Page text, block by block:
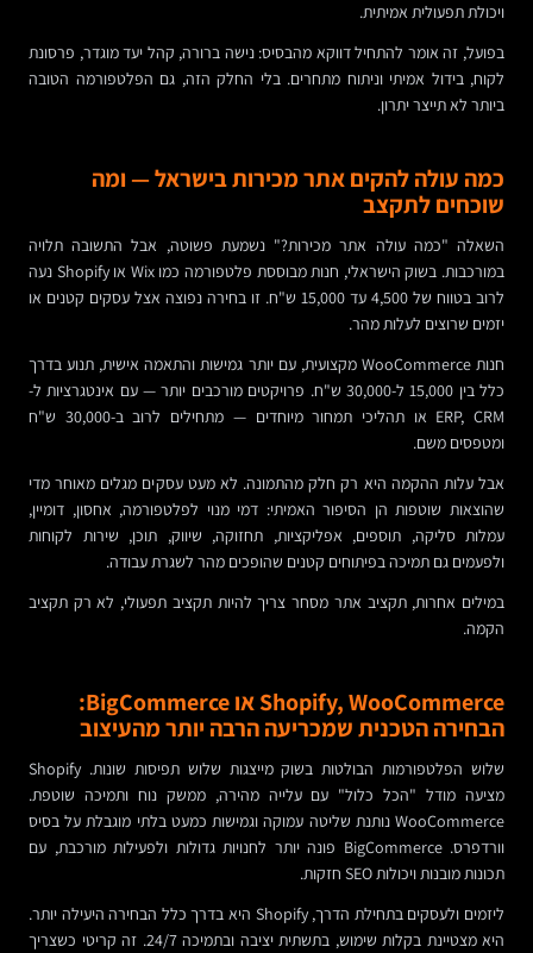
ויכולת תפעולית אמיתית.
בפועל, זה אומר להתחיל דווקא מהבסיס: נישה ברורה, קהל יעד מוגדר, פרסונת
לקוח, בידול אמיתי וניתוח מתחרים. בלי החלק הזה, גם הפלטפורמה הטובה
ביותר לא תייצר יתרון.
כמה עולה להקים אתר מכירות בישראל — ומה
שוכחים לתקצב
השאלה "כמה עולה אתר מכירות?" נשמעת פשוטה, אבל התשובה תלויה
במורכבות. בשוק הישראלי, חנות מבוססת פלטפורמה כמו Wix או Shopify נעה
לרוב בטווח של 4,500 עד 15,000 ש"ח. זו בחירה נפוצה אצל עסקים קטנים או
יזמים שרוצים לעלות מהר.
חנות WooCommerce מקצועית, עם יותר גמישות והתאמה אישית, תנוע בדרך
כלל בין 15,000 ל-30,000 ש"ח. פרויקטים מורכבים יותר — עם אינטגרציות ל-
ERP, CRM או תהליכי תמחור מיוחדים — מתחילים לרוב ב-30,000 ש"ח
ומטפסים משם.
אבל עלות ההקמה היא רק חלק מהתמונה. לא מעט עסקים מגלים מאוחר מדי
שהוצאות שוטפות הן הסיפור האמיתי: דמי מנוי לפלטפורמה, אחסון, דומיין,
עמלות סליקה, תוספים, אפליקציות, תחזוקה, שיווק, תוכן, שירות לקוחות
ולפעמים גם תמיכה בפיתוחים קטנים שהופכים מהר לשגרת עבודה.
במילים אחרות, תקציב אתר מסחר צריך להיות תקציב תפעולי, לא רק תקציב
הקמה.
Shopify, WooCommerce או BigCommerce:
הבחירה הטכנית שמכריעה הרבה יותר מהעיצוב
שלוש הפלטפורמות הבולטות בשוק מייצגות שלוש תפיסות שונות. Shopify
מציעה מודל "הכל כלול" עם עלייה מהירה, ממשק נוח ותמיכה שוטפת.
WooCommerce נותנת שליטה עמוקה וגמישות כמעט בלתי מוגבלת על בסיס
וורדפרס. BigCommerce פונה יותר לחנויות גדולות ולפעילות מורכבת, עם
תכונות מובנות ויכולות SEO חזקות.
ליזמים ולעסקים בתחילת הדרך, Shopify היא בדרך כלל הבחירה היעילה יותר.
היא מצטיינת בקלות שימוש, בתשתית יציבה ובתמיכה 24/7. זה קריטי כשצריך